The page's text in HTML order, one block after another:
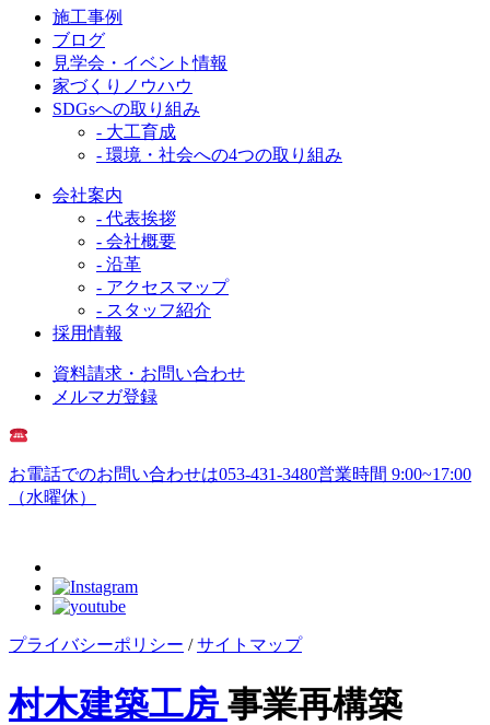
施工事例
ブログ
見学会・イベント情報
家づくりノウハウ
SDGsへの取り組み
- 大工育成
- 環境・社会への4つの取り組み
会社案内
- 代表挨拶
- 会社概要
- 沿革
- アクセスマップ
- スタッフ紹介
採用情報
資料請求・お問い合わせ
メルマガ登録
お電話でのお問い合わせは053-431-3480営業時間 9:00~17:00
（水曜休）
プライバシーポリシー /サイトマップ
村木建築工房 事業再構築